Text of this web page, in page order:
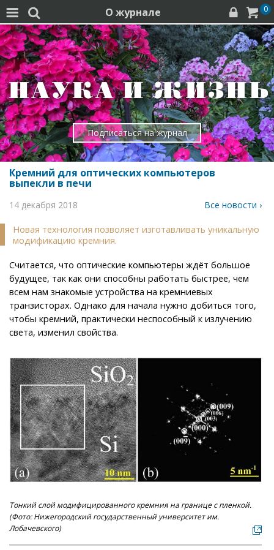
  О журнале   0
Подписаться на журнал
Кремний для оптических компьютеров
выпекли в печи
14 декабря 2018 Все новости ›
Новая технология позволяет изготавливать уникальную
модификацию кремния.
Считается, что оптические компьютеры ждёт большое
будущее, так как они способны работать быстрее, чем
всем нам знакомые устройства на кремниевых
транзисторах. Однако для начала нужно добиться того,
чтобы кремний, практически неспособный к излучению
света, изменил свойства.
Тонкий слой модифицированного кремния на границе с пленкой.
(Фото: Нижегородский государственный университет им.
Лобачевского)